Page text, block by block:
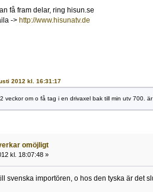
få fram delar, ring hisun.se
-> http://www.hisunatv.de
2012 kl. 16:31:17
veckor om o få tag i en drivaxel bak till min utv 700.
omöjligt
kl. 18:07:48 »
svenska importören, o hos den tyska är det